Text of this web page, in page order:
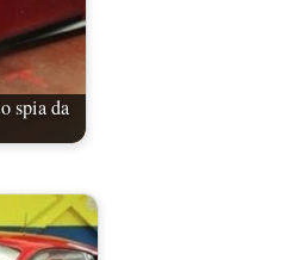
spia da